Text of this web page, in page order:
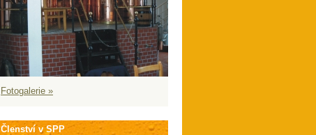
Fotogalerie »
Členství v SPP